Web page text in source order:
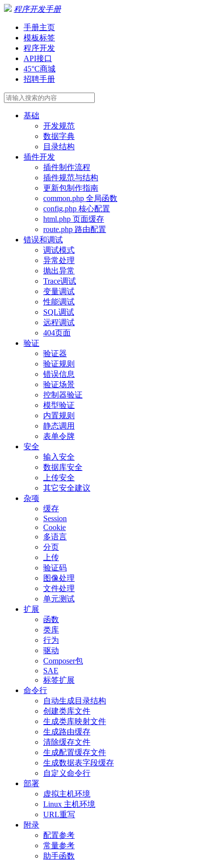
程序开发手册
手册主页
模板标签
程序开发
API接口
45°C商城
招聘手册
基础
开发规范
数据字典
目录结构
插件开发
插件制作流程
插件规范与结构
更新包制作指南
common.php 全局函数
config.php 核心配置
html.php 页面缓存
route.php 路由配置
错误和调试
调试模式
异常处理
抛出异常
Trace调试
变量调试
性能调试
SQL调试
远程调试
404页面
验证
验证器
验证规则
错误信息
验证场景
控制器验证
模型验证
内置规则
静态调用
表单令牌
安全
输入安全
数据库安全
上传安全
其它安全建议
杂项
缓存
Session
Cookie
多语言
分页
上传
验证码
图像处理
文件处理
单元测试
扩展
函数
类库
行为
驱动
Composer包
SAE
标签扩展
命令行
自动生成目录结构
创建类库文件
生成类库映射文件
生成路由缓存
清除缓存文件
生成配置缓存文件
生成数据表字段缓存
自定义命令行
部署
虚拟主机环境
Linux 主机环境
URL重写
附录
配置参考
常量参考
助手函数